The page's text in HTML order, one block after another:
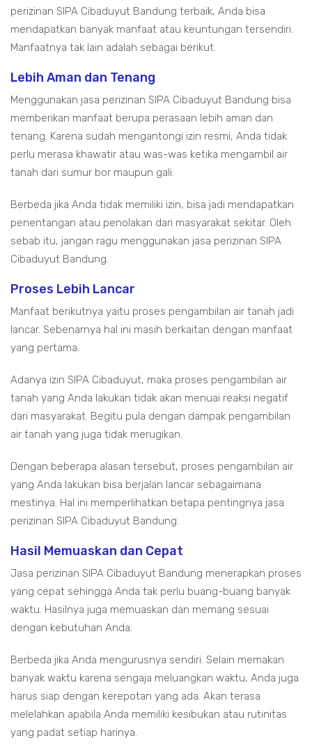
perizinan SIPA Cibaduyut Bandung terbaik, Anda bisa
mendapatkan banyak manfaat atau keuntungan tersendiri.
Manfaatnya tak lain adalah sebagai berikut.
Lebih Aman dan Tenang
Menggunakan jasa perizinan SIPA Cibaduyut Bandung bisa
memberikan manfaat berupa perasaan lebih aman dan
tenang. Karena sudah mengantongi izin resmi, Anda tidak
perlu merasa khawatir atau was-was ketika mengambil air
tanah dari sumur bor maupun gali.
Berbeda jika Anda tidak memiliki izin, bisa jadi mendapatkan
penentangan atau penolakan dari masyarakat sekitar. Oleh
sebab itu, jangan ragu menggunakan jasa perizinan SIPA
Cibaduyut Bandung.
Proses Lebih Lancar
Manfaat berikutnya yaitu proses pengambilan air tanah jadi
lancar. Sebenarnya hal ini masih berkaitan dengan manfaat
yang pertama.
Adanya izin SIPA Cibaduyut, maka proses pengambilan air
tanah yang Anda lakukan tidak akan menuai reaksi negatif
dari masyarakat. Begitu pula dengan dampak pengambilan
air tanah yang juga tidak merugikan.
Dengan beberapa alasan tersebut, proses pengambilan air
yang Anda lakukan bisa berjalan lancar sebagaimana
mestinya. Hal ini memperlihatkan betapa pentingnya jasa
perizinan SIPA Cibaduyut Bandung.
Hasil Memuaskan dan Cepat
Jasa perizinan SIPA Cibaduyut Bandung menerapkan proses
yang cepat sehingga Anda tak perlu buang-buang banyak
waktu. Hasilnya juga memuaskan dan memang sesuai
dengan kebutuhan Anda.
Berbeda jika Anda mengurusnya sendiri. Selain memakan
banyak waktu karena sengaja meluangkan waktu, Anda juga
harus siap dengan kerepotan yang ada. Akan terasa
melelahkan apabila Anda memiliki kesibukan atau rutinitas
yang padat setiap harinya.